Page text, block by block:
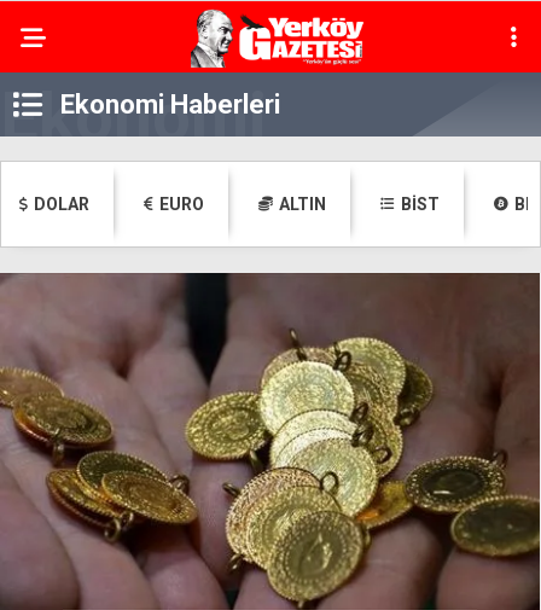
Ekonomi Haberleri
DOLAR EURO ALTIN BİST